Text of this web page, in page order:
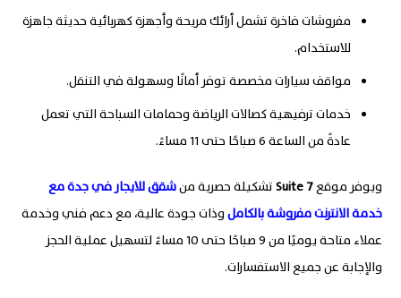
مفروشات فاخرة تشمل أرائك مريحة وأجهزة كهربائية حديثة جاهزة
للاستخدام.
مواقف سيارات مخصصة توفر أمانًا وسهولة في التنقل.
خدمات ترفيهية كصالات الرياضة وحمامات السباحة التي تعمل
عادةً من الساعة 6 صباحًا حتى 11 مساءً.
ويوفر موقع Suite7 تشكيلة حصرية منشقق للايجار في جدة مع
خدمة الانترنت مفروشة بالكاملوذات جودة عالية، مع دعم فني وخدمة
عملاء متاحة يوميًا من 9 صباحًا حتى 10 مساءً لتسهيل عملية الحجز
والإجابة عن جميع الاستفسارات.